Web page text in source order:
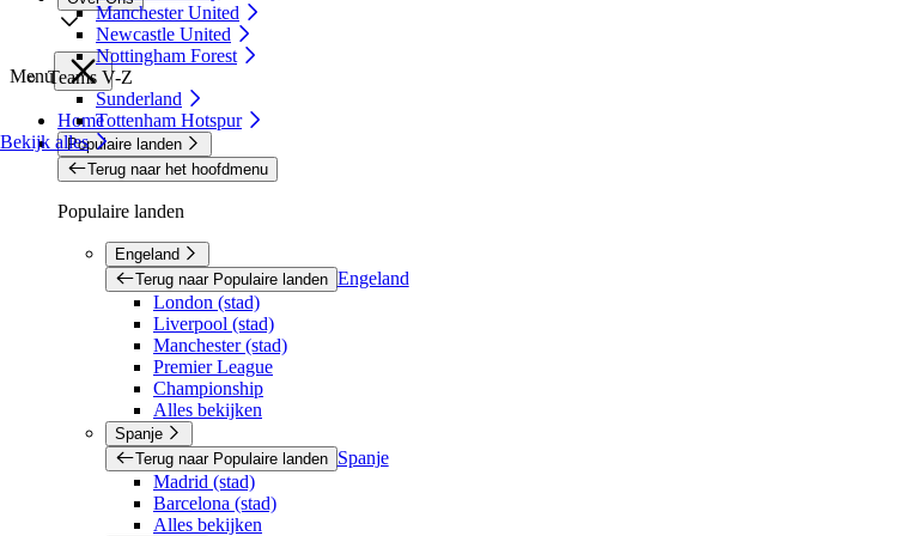
Manchester United
Newcastle United
Nottingham Forest
Teams V-Z
Sunderland
Tottenham Hotspur
Bekijk alles
Menu
Home
Populaire landen
Terug naar het hoofdmenu
Populaire landen
Engeland
Terug naar Populaire landen Engeland
London (stad)
Liverpool (stad)
Manchester (stad)
Premier League
Championship
Alles bekijken
Spanje
Terug naar Populaire landen
Spanje
Madrid (stad)
Barcelona (stad)
Alles bekijken